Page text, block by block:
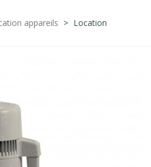
appareils > Location